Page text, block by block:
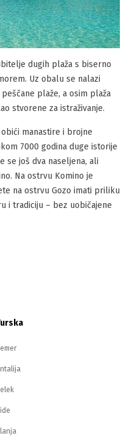
dugih plaža s biserno
Uz obalu se nalazi
plaže, a osim plaža
stvorene za istraživanje.
manastire i brojne
7000 godina duge istorije
se još dva naseljena, ali
Na ostrvu Komino je
na ostrvu Gozo imati priliku
i tradiciju – bez uobičajene